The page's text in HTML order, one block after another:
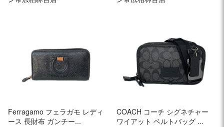
Ferragamo フェラガモ レディ
ース 長財布 ガンチー...
COACH コーチ シグネチャー
ワイアット ベルトバッグ ...